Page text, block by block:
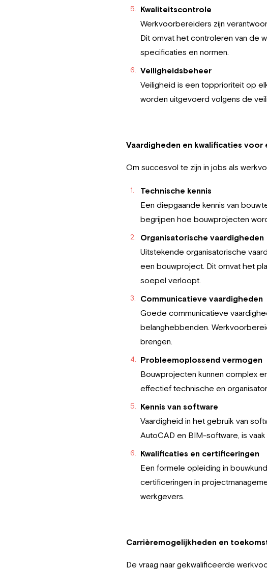
Kwaliteitscontrole
Werkvoorbereiders zijn
Dit omvat het controleren van de
specificaties en normen.
Veiligheidsbeheer
Veiligheid is een topprioriteit op
worden uitgevoerd volgens de
Vaardigheden en kwalificaties
Om succesvol te zijn in jobs als
Technische kennis
Een diepgaande kennis van
begrijpen hoe bouwprojecten
Organisatorische vaardigheden
Uitstekende organisatorische
een bouwproject. Dit omvat het
soepel verloopt.
Communicatieve vaardigheden
Goede communicatieve
belanghebbenden.
brengen.
Probleemoplossend vermogen
Bouwprojecten kunnen complex
effectief technische en
Kennis van software
Vaardigheid in het gebruik van
AutoCAD en BIM-software, is vaak
Kwalificaties en certificeringen
Een formele opleiding in
certificeringen in
werkgevers.
Carrièremogelijkheden en
De vraag naar gekwalificeerde